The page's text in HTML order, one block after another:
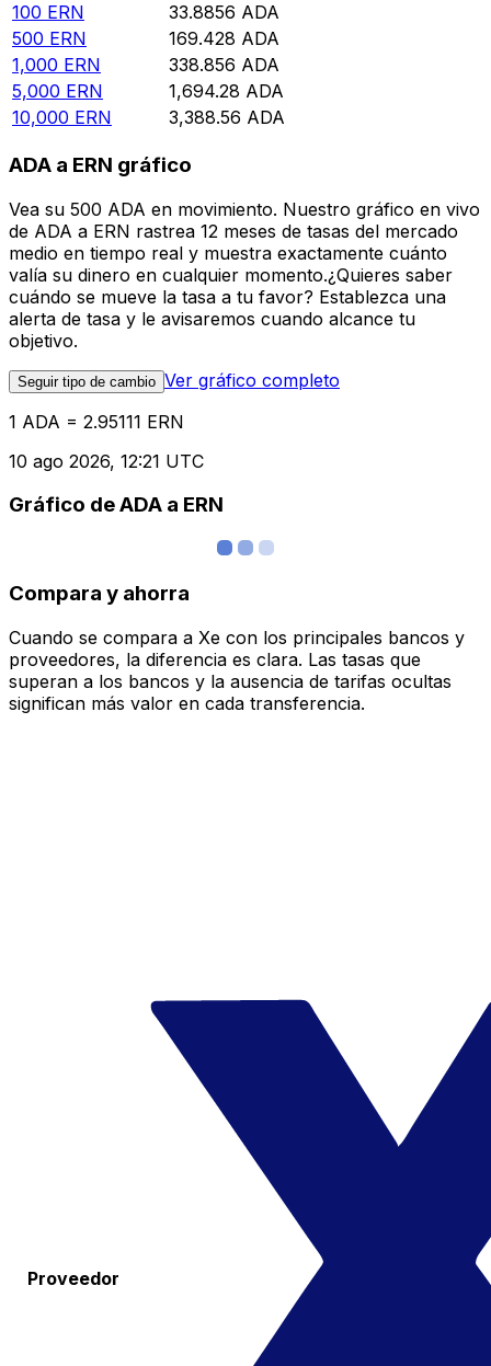
100 ERN 33.8856 ADA
500 ERN 169.428 ADA
1,000 ERN 338.856 ADA
5,000 ERN 1,694.28 ADA
10,000 ERN 3,388.56 ADA
ADA a ERN gráfico
Vea su 500 ADA en movimiento. Nuestro gráfico en vivo
de ADA a ERN rastrea 12 meses de tasas del mercado
medio en tiempo real y muestra exactamente cuánto
valía su dinero en cualquier momento.¿Quieres saber
cuándo se mueve la tasa a tu favor? Establezca una
alerta de tasa y le avisaremos cuando alcance tu
objetivo.
Seguir tipo de cambio Ver gráfico completo
1 ADA = 2.95111 ERN
10 ago 2026, 12:21 UTC
Gráfico de ADA a ERN
Compara y ahorra
Cuando se compara a Xe con los principales bancos y
proveedores, la diferencia es clara. Las tasas que
superan a los bancos y la ausencia de tarifas ocultas
significan más valor en cada transferencia.
Proveedor